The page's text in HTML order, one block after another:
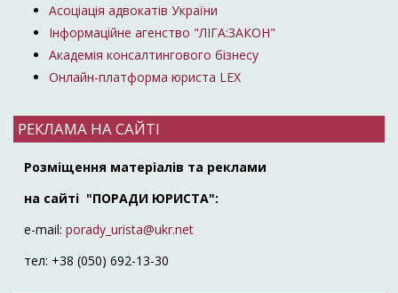
Асоціація адвокатів України
Інформаційне агенство "ЛІГА:ЗАКОН"
Академія консалтингового бізнесу
Онлайн-платформа юриста LEX
РЕКЛАМА НА САЙТІ
Розміщення матеріалів та реклами
на сайті "ПОРАДИ ЮРИСТА":
e-mail: porady_urista@ukr.net
тел: +38 (050) 692-13-30